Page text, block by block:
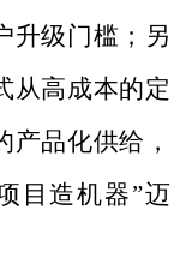
升级门槛；另
从高成本的定
品化供给，
目造机器”迈